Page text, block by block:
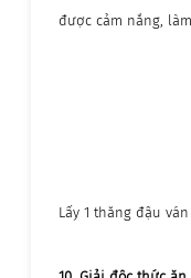
được cảm nắng,
Lấy 1 thăng đậu